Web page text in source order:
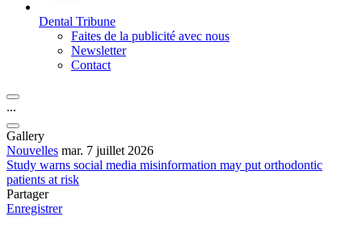
Dental Tribune
Faites de la publicité avec nous
Newsletter
Contact
...
Gallery
Nouvelles mar. 7 juillet 2026
Study warns social media misinformation may put orthodontic
patients at risk
Partager
Enregistrer